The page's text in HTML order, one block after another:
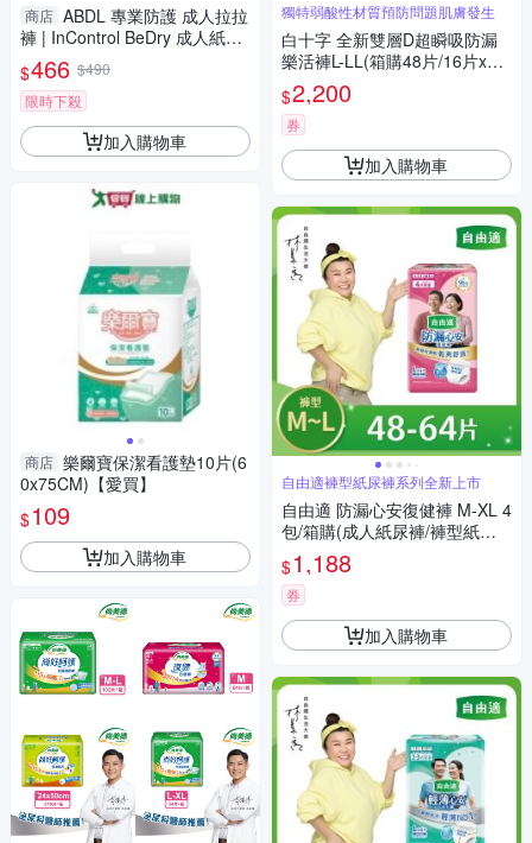
商店 ABDL 專業防護 成人拉拉
褲 | InControl BeDry 成人紙尿
褲 成人尿布 紙尿布
$466 $490
限時下殺
加入購物車
商店 樂爾寶保潔看護墊10片(6
0x75CM)【愛買】
$109
加入購物車
獨特弱酸性材質預防問題肌膚發生
白十字 全新雙層D超瞬吸防漏
樂活褲L-LL(箱購48片/16片x3
包-日本原裝進口)(腰圍80~125
cm)
$2,200
券
加入購物車
自由適褲型紙尿褲系列全新上市
自由適 防漏心安復健褲 M-XL 4
包/箱購(成人紙尿褲/褲型紙尿
褲)
$1,188
券
加入購物車